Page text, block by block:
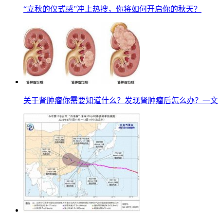
“立秋的仪式感”冲上热搜，你将如何开启你的秋天？
关于肾肿瘤你需要知道什么？发现肾肿瘤后怎么办？一